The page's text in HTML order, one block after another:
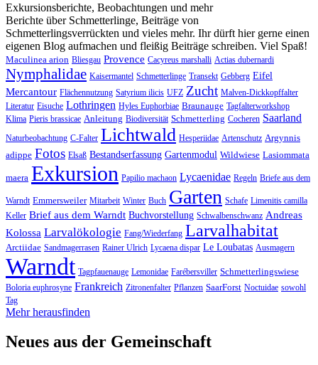
Exkursionsberichte, Beobachtungen und mehr
Berichte über Schmetterlinge, Beiträge von
Schmetterlingsverrückten und vieles mehr. Ihr dürft hier gerne einen
eigenen Blog aufmachen und fleißig Beiträge schreiben. Viel Spaß!
Maculinea arion Bliesgau Provence Cacyreus marshalli Actias dubernardi
Nymphalidae Kaisermantel Schmetterlinge Transekt Gebberg Eifel
Mercantour Flächennutzung Satyrium ilicis UFZ Zucht Malven-Dickkopffalter
Literatur Eisuche Lothringen Hyles Euphorbiae Braunauge Tagfalterworkshop
Klima Pieris brassicae Anleitung Biodiversität Schmetterling Cocheren Saarland
Naturbeobachtung C-Falter Lichtwald Hesperiidae Artenschutz Argynnis
adippe Fotos Elsaß Bestandserfassung Gartenmodul Wildwiese Lasiommata
maera Exkursion Papilio machaon Lycaenidae Regeln Briefe aus dem
Warndt Emmersweiler Mitarbeit Winter Buch Garten Schafe Limenitis camilla
Keller Brief aus dem Warndt Buchvorstellung Schwalbenschwanz Andreas
Kolossa Larvalökologie Fang/Wiederfang Larvalhabitat
Arctiidae Sandmagerrasen Rainer Ulrich Lycaena dispar Le Loubatas Ausmagern
Warndt Tagpfauenauge Lemonidae Farébersviller Schmetterlingswiese
Boloria euphrosyne Frankreich Zitronenfalter Pflanzen SaarForst Noctuidae sowohl
Tag
Mehr herausfinden
Neues aus der Gemeinschaft